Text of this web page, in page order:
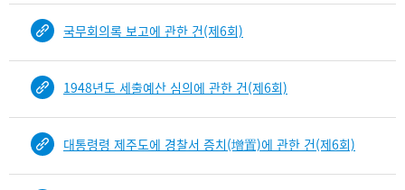
국무회의록 보고에 관한 건(제6회)
1948년도 세출예산 심의에 관한 건(제6회)
대통령령 제주도에 경찰서 증치(增置)에 관한 건(제6회)